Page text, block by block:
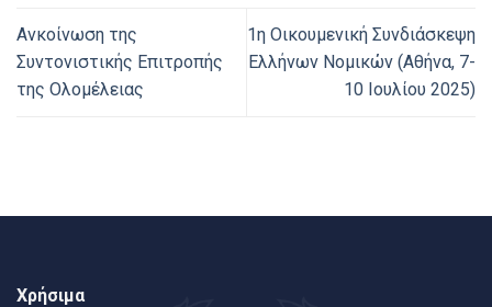
Ανκοίνωση της
Συντονιστικής Επιτροπής
της Ολομέλειας
1η Οικουμενική Συνδιάσκεψη
Ελλήνων Νομικών (Αθήνα, 7-
10 Ιουλίου 2025)
Χρήσιμα